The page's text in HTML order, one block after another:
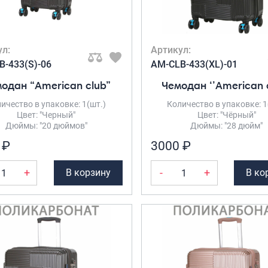
433(S)-06
“American club”
в упаковке: 1(шт.)
Цвет: "Черный"
Дюймы: "20 дюймов"
₽
+ В корзину
Артикул:
AM-CLB-433(XL)-01
Чемодан ‘’American
Количество в упаковке:
Цвет: "Чёрный"
Дюймы: "28 дюйм"
3000 ₽
- + В